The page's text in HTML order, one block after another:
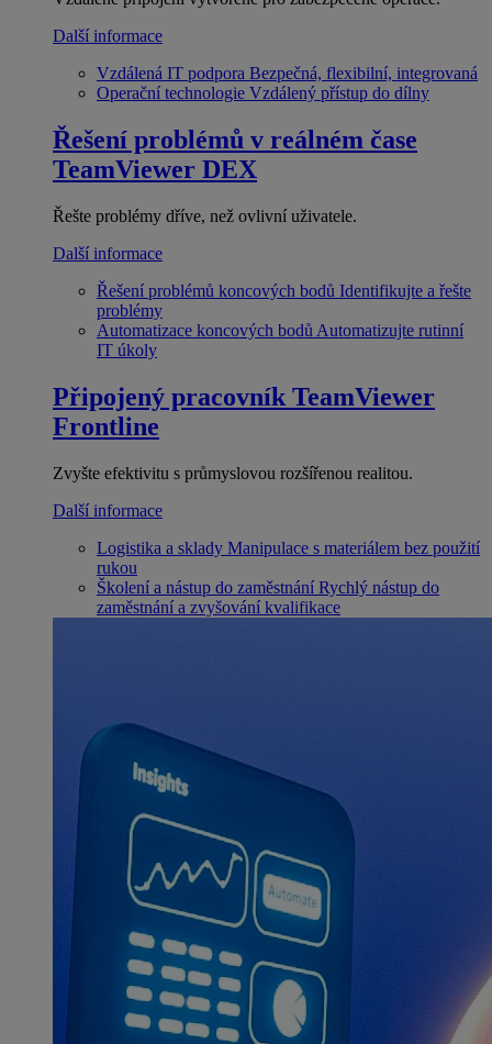
Další informace
Vzdálená IT podpora Bezpečná, flexibilní, integrovaná
Operační technologie Vzdálený přístup do dílny
Řešení problémů v reálném čase
TeamViewer DEX
Řešte problémy dříve, než ovlivní uživatele.
Další informace
Řešení problémů koncových bodů Identifikujte a řešte
problémy
Automatizace koncových bodů Automatizujte rutinní
IT úkoly
Připojený pracovník TeamViewer
Frontline
Zvyšte efektivitu s průmyslovou rozšířenou realitou.
Další informace
Logistika a sklady Manipulace s materiálem bez použití
rukou
Školení a nástup do zaměstnání Rychlý nástup do
zaměstnání a zvyšování kvalifikace